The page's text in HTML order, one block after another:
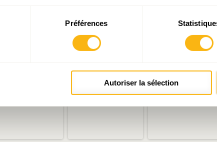
Préférences
Autoriser la sélection